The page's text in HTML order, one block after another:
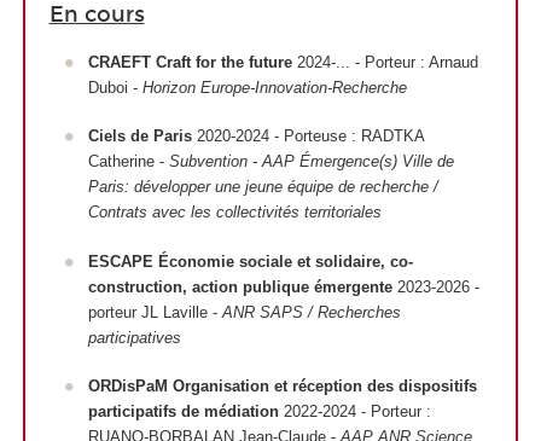
En cours
CRAEFT Craft for the future 2024-... - Porteur : Arnaud
Duboi - Horizon Europe-Innovation-Recherche
Ciels de Paris 2020-2024 - Porteuse : RADTKA
Catherine - Subvention - AAP Émergence(s) Ville de
Paris: développer une jeune équipe de recherche /
Contrats avec les collectivités territoriales
ESCAPE Économie sociale et solidaire, co-
construction, action publique émergente 2023-2026 -
porteur JL Laville - ANR SAPS / Recherches
participatives
ORDisPaM Organisation et réception des dispositifs
participatifs de médiation 2022-2024 - Porteur :
RUANO-BORBALAN Jean-Claude -AAP ANR Science